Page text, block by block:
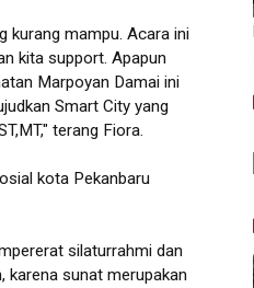
kurang mampu. Acara ini
kita support. Apapun
Marpoyan Damai ini
Smart City yang
terang Fiora.
kota Pekanbaru
silaturrahmi dan
karena sunat merupakan